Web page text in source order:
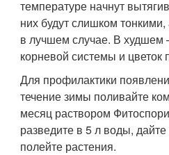
температуре начнут
них будут слишком
в лучшем случае. В худшем
корневой системы и цветок
Для профилактики
течение зимы поливайте
месяц раствором
разведите в 5 л воды, дайте
полейте растения.